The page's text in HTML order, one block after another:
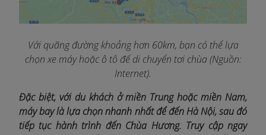
Với quãng đường khoảng hơn 60km, bạn có thể lựa
chọn xe máy hoặc ô tô để di chuyển tơi chùa (Nguồn:
Internet).
Đặc biệt, với du khách ở miền Trung hoặc miền Nam,
máy bay là lựa chọn nhanh nhất để đến Hà Nội, sau đó
tiếp tục hành trình đến Chùa Hương. Truy cập ngay